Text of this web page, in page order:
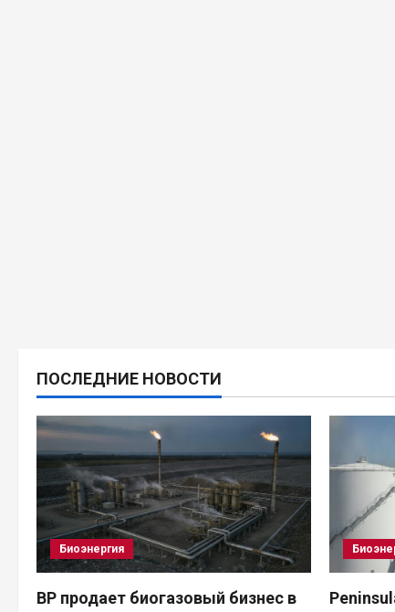
ПОСЛЕДНИЕ НОВОСТИ
Биоэнергия
BP продает биогазовый бизнес в